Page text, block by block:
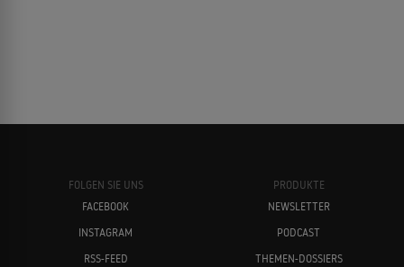
FOLGEN SIE UNS
FACEBOOK
INSTAGRAM
RSS-FEED
PRODUKTE
NEWSLETTER
PODCAST
THEMEN-DOSSIERS